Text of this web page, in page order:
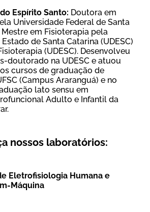
Espírito Santo: Doutora em
Universidade Federal de Santa
Mestre em Fisioterapia pela
de Santa Catarina (UDESC)
(UDESC). Desenvolveu
doutorado na UDESC e atuou
cursos de graduação de
(Campus Araranguá) e no
lato sensu em
Adulto e Infantil da
nossos laboratórios:
Eletrofisiologia Humana e
Máquina